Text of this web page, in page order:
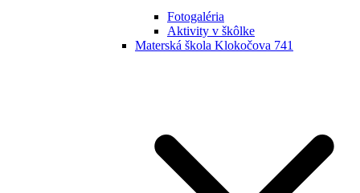
Fotogaléria
Aktivity v škôlke
Materská škola Klokočova 741